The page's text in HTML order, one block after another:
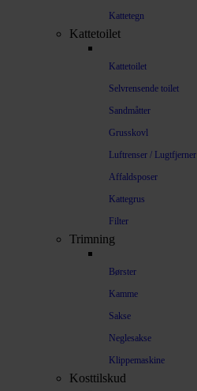
Kattetegn
Kattetoilet
Kattetoilet
Selvrensende toilet
Sandmåtter
Grusskovl
Luftrenser / Lugtfjerner
Affaldsposer
Kattegrus
Filter
Trimning
Børster
Kamme
Sakse
Neglesakse
Klippemaskine
Kosttilskud